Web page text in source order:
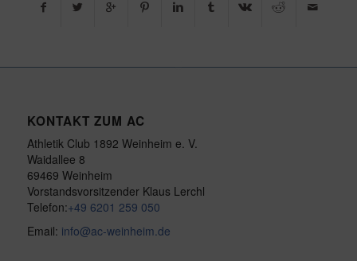
KONTAKT ZUM AC
Athletik Club 1892 Weinheim e. V.
Waidallee 8
69469 Weinheim
Vorstandsvorsitzender Klaus Lerchl
Telefon:+49 6201 259 050
Email: info@ac-weinheim.de